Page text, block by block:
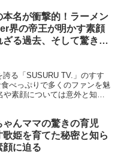
本名が衝撃的！ラーメン
界の帝王が明かす素顔
ざる過去、そして驚きの
る「SUSURU TV.」のすす
べっぷりで多くのファンを魅
素顔については意外と知ら
ゃんママの驚きの育児
歌姫を育てた秘密と知ら
顔に迫る